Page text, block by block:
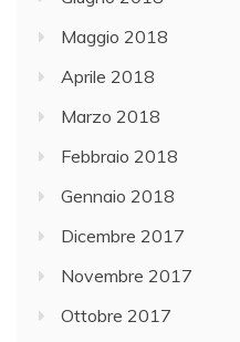
Maggio 2018
Aprile 2018
Marzo 2018
Febbraio 2018
Gennaio 2018
Dicembre 2017
Novembre 2017
Ottobre 2017